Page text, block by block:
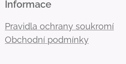
Informace
Pravidla ochrany soukromí
Obchodní podmínky